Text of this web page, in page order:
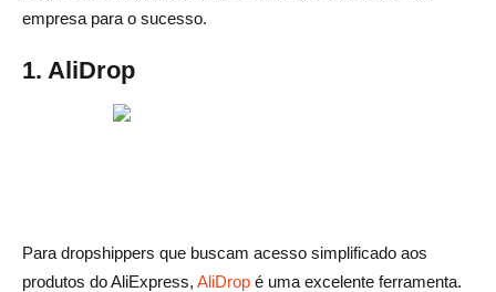
empresa para o sucesso.
1. AliDrop
Para dropshippers que buscam acesso simplificado aos
produtos do AliExpress, AliDrop é uma excelente ferramenta.